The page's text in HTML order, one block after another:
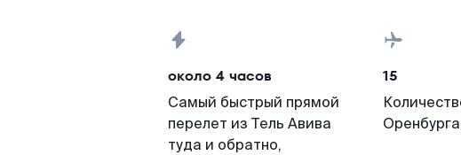
около 4 часов
Самый быстрый прямой
перелет из Тель Авива
туда и обратно,
15